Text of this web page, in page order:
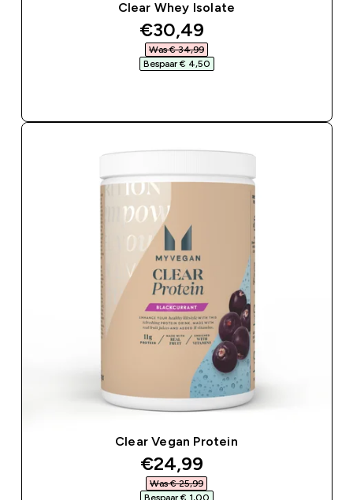
Clear Whey Isolate
discounted price
€30,49‎
Was € 34,99‎
Bespaar € 4,50‎
Clear Vegan Protein
discounted price
€24,99‎
Was € 25,99‎